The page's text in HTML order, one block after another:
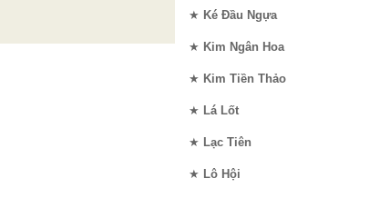
★ Ké Đầu Ngựa
★ Kim Ngân Hoa
★ Kim Tiền Thảo
★ Lá Lốt
★ Lạc Tiên
★ Lô Hội